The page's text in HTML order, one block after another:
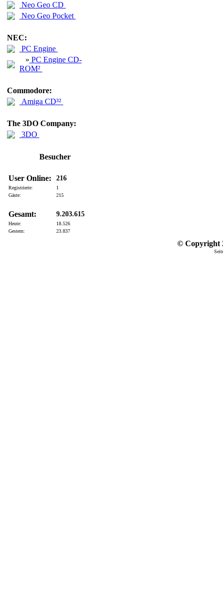
Neo Geo CD
Neo Geo Pocket
NEC:
PC Engine
» PC Engine CD-
ROM²
Commodore:
Amiga CD³²
The 3DO Company:
3DO
Besucher
User Online: 216
Registrierte:
1
Gäste:
215
Gesamt: 9.203.615
Heute:
18.526
Gestern:
23.837
© Copyright